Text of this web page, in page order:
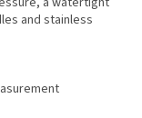
and stainless